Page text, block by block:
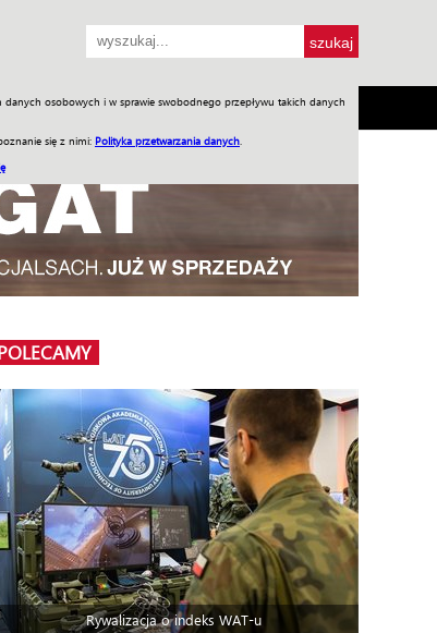
danych osobowych i w sprawie swobodnego przepływu takich danych
się z nimi: Polityka przetwarzania danych
Jednodniówki Praca w WIW
Rywalizacja o indeks WAT-u